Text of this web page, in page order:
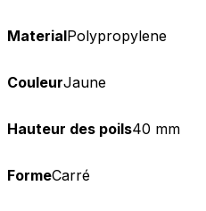
MaterialPolypropylene
CouleurJaune
Hauteur des poils40 mm
FormeCarré